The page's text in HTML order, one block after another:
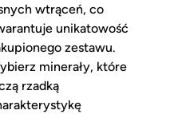
wtrąceń, co
unikatowość
zestawu.
minerały, które
rzadką